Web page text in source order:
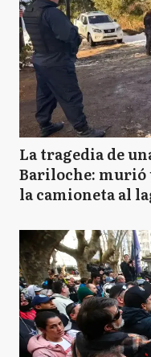
La tragedia de
Bariloche: murió
la camioneta al